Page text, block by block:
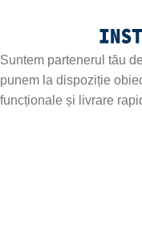
Suntem partenerul tău
punem la dispoziție
funcționale și livrare